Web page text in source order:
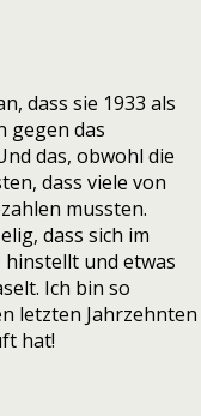
dass sie 1933 als
gegen das
das, obwohl die
dass viele von
mussten.
dass sich im
hinstellt und etwas
Ich bin so
letzten Jahrzehnten
hat!